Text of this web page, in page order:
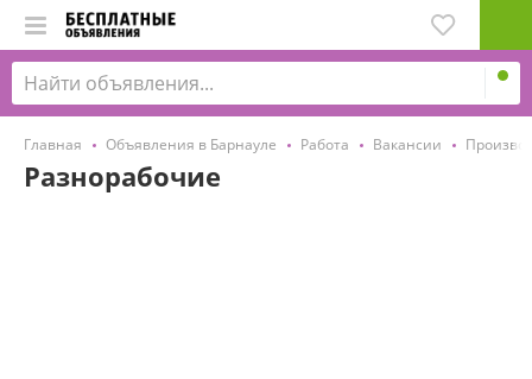
Главная Объявления в Барнауле Работа Вакансии
Разнорабочие